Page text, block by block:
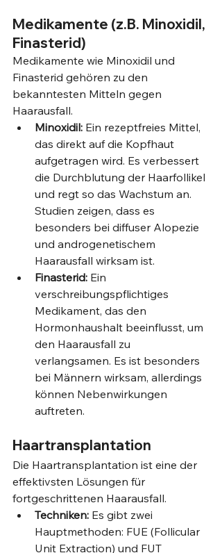
Medikamente (z.B. Minoxidil,
Finasterid)
Medikamente wie Minoxidil und
Finasterid gehören zu den
bekanntesten Mitteln gegen
Haarausfall.
Minoxidil: Ein rezeptfreies Mittel,
das direkt auf die Kopfhaut
aufgetragen wird. Es verbessert
die Durchblutung der Haarfollikel
und regt so das Wachstum an.
Studien zeigen, dass es
besonders bei diffuser Alopezie
und androgenetischem
Haarausfall wirksam ist.
Finasterid: Ein
verschreibungspflichtiges
Medikament, das den
Hormonhaushalt beeinflusst, um
den Haarausfall zu
verlangsamen. Es ist besonders
bei Männern wirksam, allerdings
können Nebenwirkungen
auftreten.
Haartransplantation
Die Haartransplantation ist eine der
effektivsten Lösungen für
fortgeschrittenen Haarausfall.
Techniken: Es gibt zwei
Hauptmethoden: FUE (Follicular
Unit Extraction) und FUT